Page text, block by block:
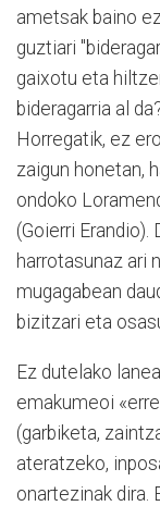
ametsak baino
guztiari
gaixotu eta
bideragarria al
Horregatik, ez
zaigun honetan,
ondoko
(Goierri
harrotasunaz ari
mugagabean
bizitzari eta
Ez dutelako
emakumeoi
(garbiketa,
ateratzeko,
onartezinak dira.